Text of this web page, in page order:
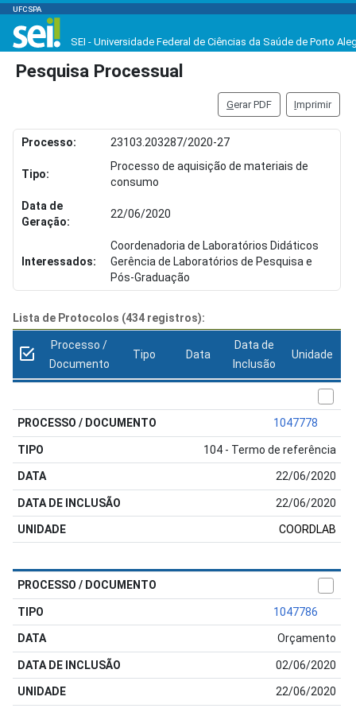
UFCSPA
SEI - Universidade Federal de Ciências da Saúde de Porto
Pesquisa Processual
Gerar PDF Imprimir
Processo: 23103.203287/2020-27
Tipo:
Processo de aquisição de materiais de
consumo
Data de
Geração:
22/06/2020
Interessados:
Coordenadoria de Laboratórios Didáticos
Gerência de Laboratórios de Pesquisa e
Pós-Graduação
Lista de Protocolos (434 registros):
Processo /
Documento
Tipo Data
Data de
Inclusão
Unidade
1047778
104 - Termo de referência
22/06/2020
22/06/2020
COORDLAB
1047786
Orçamento
02/06/2020
22/06/2020